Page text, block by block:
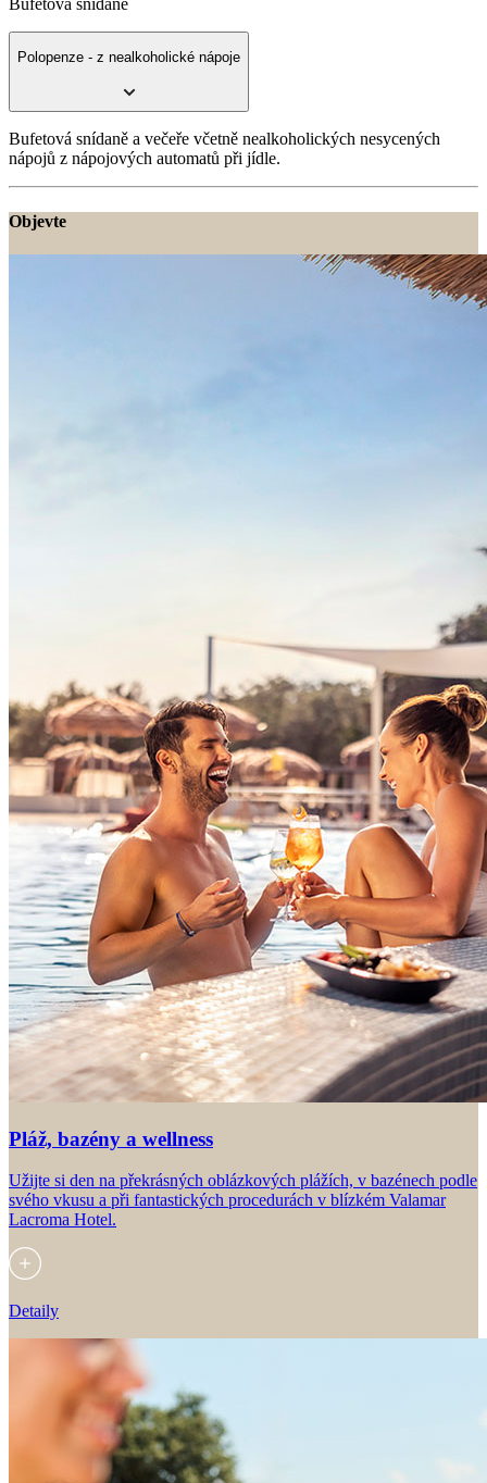
Polopenze - z nealkoholické nápoje
Bufetová snídaně a večeře včetně nealkoholických nesycených
nápojů z nápojových automatů při jídle.
Objevte
Pláž, bazény a wellness
Užijte si den na překrásných oblázkových plážích, v bazénech podle
svého vkusu a při fantastických procedurách v blízkém Valamar
Lacroma Hotel.
Detaily